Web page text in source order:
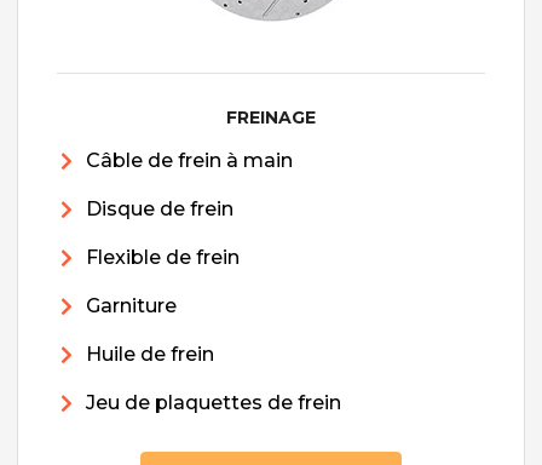
FREINAGE
Câble de frein à main
Disque de frein
Flexible de frein
Garniture
Huile de frein
Jeu de plaquettes de frein